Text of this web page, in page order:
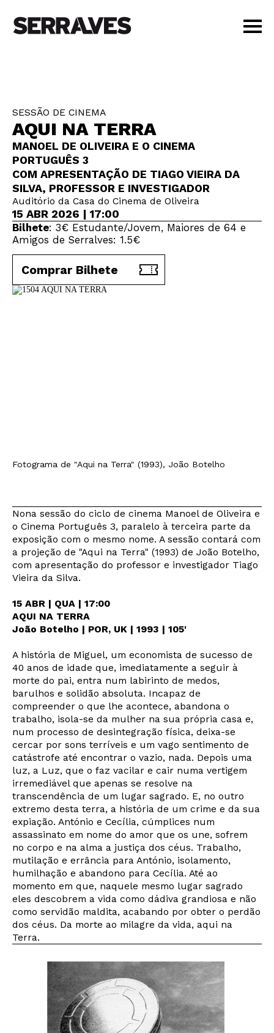
LOJA
PT | EN
BILHETES
AMIGOS
SESSÃO DE CINEMA
AQUI NA TERRA
MANOEL DE OLIVEIRA E O CINEMA
PORTUGUÊS 3
COM APRESENTAÇÃO DE TIAGO VIEIRA DA
SILVA, PROFESSOR E INVESTIGADOR
Auditório da Casa do Cinema de Oliveira
15 ABR 2026 | 17:00
Bilhete: 3€ Estudante/Jovem, Maiores de 64 e
Amigos de Serralves: 1.5€
Comprar Bilhete
Fotograma de "Aqui na Terra" (1993), João Botelho
Nona sessão do ciclo de cinema Manoel de Oliveira e
o Cinema Português 3, paralelo à terceira parte da
exposição com o mesmo nome. A sessão contará com
a projeção de "Aqui na Terra" (1993) de João Botelho,
com apresentação do professor e investigador Tiago
Vieira da Silva.
15 ABR | QUA | 17:00
AQUI NA TERRA
João Botelho | POR, UK | 1993 | 105'
A história de Miguel, um economista de sucesso de
40 anos de idade que, imediatamente a seguir à
morte do pai, entra num labirinto de medos,
barulhos e solidão absoluta. Incapaz de
compreender o que lhe acontece, abandona o
trabalho, isola-se da mulher na sua própria casa e,
num processo de desintegração física, deixa-se
cercar por sons terríveis e um vago sentimento de
catástrofe até encontrar o vazio, nada. Depois uma
luz, a Luz, que o faz vacilar e cair numa vertigem
irremediável que apenas se resolve na
transcendência de um lugar sagrado. E, no outro
extremo desta terra, a história de um crime e da sua
expiação. António e Cecília, cúmplices num
assassinato em nome do amor que os une, sofrem
no corpo e na alma a justiça dos céus. Trabalho,
mutilação e errância para António, isolamento,
humilhação e abandono para Cecília. Até ao
momento em que, naquele mesmo lugar sagrado
eles descobrem a vida como dádiva grandiosa e não
como servidão maldita, acabando por obter o perdão
dos céus. Da morte ao milagre da vida, aqui na
Terra.